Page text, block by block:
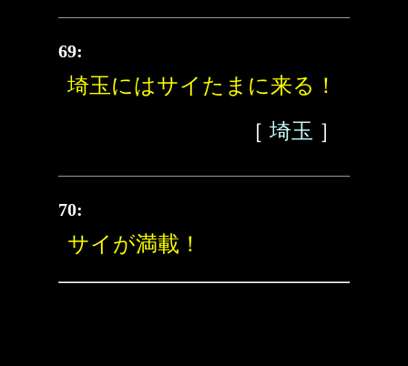
69:
埼玉にはサイたまに来る！
［ 埼玉 ］
70:
サイが満載！